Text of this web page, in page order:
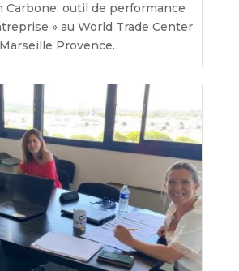
Carbone: outil de performance
» au World Trade Center
Marseille Provence.